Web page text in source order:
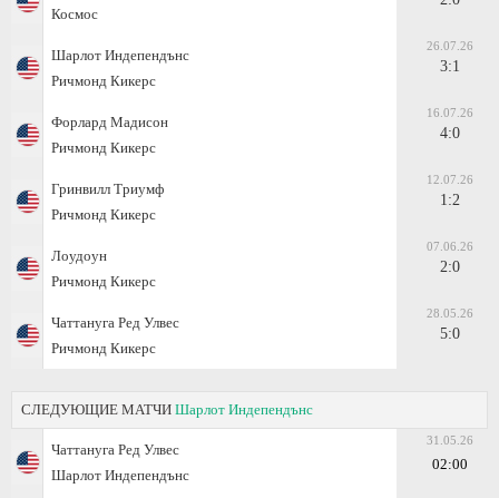
Космос
Шарлот Индепендънс
Ричмонд Кикерс
26.07.26
3:1
Форлард Мадисон
Ричмонд Кикерс
16.07.26
4:0
Гринвилл Триумф
Ричмонд Кикерс
12.07.26
1:2
Лоудоун
Ричмонд Кикерс
07.06.26
2:0
Чаттануга Ред Улвес
Ричмонд Кикерс
28.05.26
5:0
СЛЕДУЮЩИЕ МАТЧИ Шарлот Индепендънс
Чаттануга Ред Улвес
Шарлот Индепендънс
31.05.26
02:00